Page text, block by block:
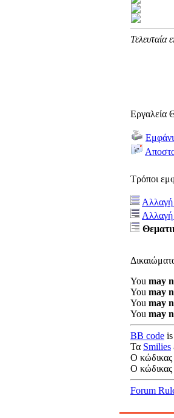
Τελευταία
Εργαλεία
Τρόποι
Αλλαγή
Αλλαγή
You may
You may
You may
You may
BB code is
Τα Smilies
Ο κώδικας
Ο κώδικας
Forum